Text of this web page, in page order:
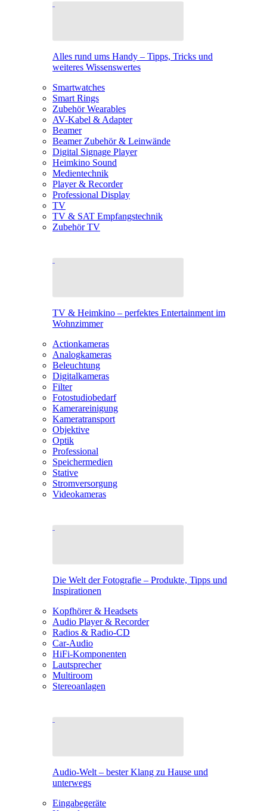
Alles rund ums Handy – Tipps, Tricks und
weiteres Wissenswertes
Smartwatches
Smart Rings
Zubehör Wearables
AV-Kabel & Adapter
Beamer
Beamer Zubehör & Leinwände
Digital Signage Player
Heimkino Sound
Medientechnik
Player & Recorder
Professional Display
TV
TV & SAT Empfangstechnik
Zubehör TV
TV & Heimkino – perfektes Entertainment im
Wohnzimmer
Actionkameras
Analogkameras
Beleuchtung
Digitalkameras
Filter
Fotostudiobedarf
Kamerareinigung
Kameratransport
Objektive
Optik
Professional
Speichermedien
Stative
Stromversorgung
Videokameras
Die Welt der Fotografie – Produkte, Tipps und
Inspirationen
Kopfhörer & Headsets
Audio Player & Recorder
Radios & Radio-CD
Car-Audio
HiFi-Komponenten
Lautsprecher
Multiroom
Stereoanlagen
Audio-Welt – bester Klang zu Hause und
unterwegs
Eingabegeräte